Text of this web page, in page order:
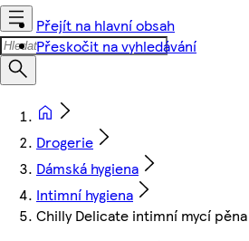
Přejít na hlavní obsah
Přeskočit na vyhledávání
Drogerie
Dámská hygiena
Intimní hygiena
Chilly Delicate intimní mycí